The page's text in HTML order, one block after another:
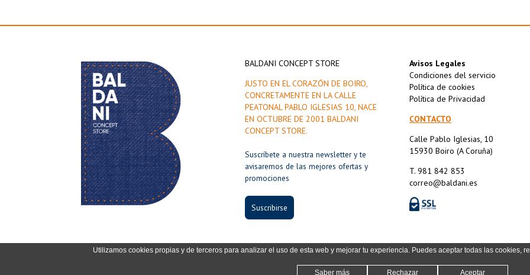
Utilizamos cookies propias y de terceros para analizar el uso de esta web y mejorar tu experiencia. Puedes aceptar todas las cookies,
Saber más Rechazar Aceptar
BALDANI CONCEPT STORE
JUSTO EN EL CORAZÓN DE BOIRO,
CONCRETAMENTE EN LA CALLE
PEATONAL PABLO IGLESIAS 10, NACE
EN OCTUBRE DE 2001 BALDANI
CONCEPT STORE.
Suscríbete a nuestra newsletter y te
avisaremos de las mejores ofertas y
promociones
Suscribirse
Avisos Legales
Condiciones del servicio
Política de cookies
Política de Privacidad
CONTACTO
Calle Pablo Iglesias, 10
15930 Boiro (A Coruña)
T. 981 842 853
correo@baldani.es